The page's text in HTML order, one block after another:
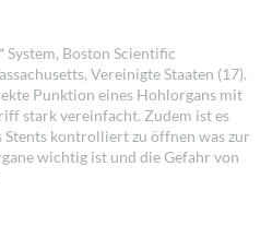
Boston Scientific
Vereinigte Staaten (17).
Punktion eines Hohlorgans mit
stark vereinfacht. Zudem ist es
Stents kontrolliert zu öffnen was zur
wichtig ist und die Gefahr von